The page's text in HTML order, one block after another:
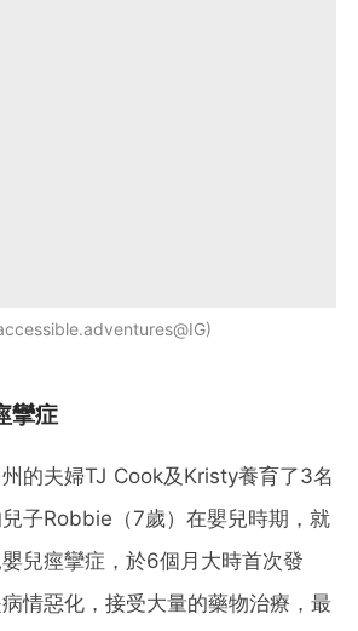
攣症
的夫婦TJ Cook及Kristy養育了3名
子Robbie（7歲）在嬰兒時期，就
兒痙攣症，於6個月大時首次發
情惡化，接受大量的藥物治療，最